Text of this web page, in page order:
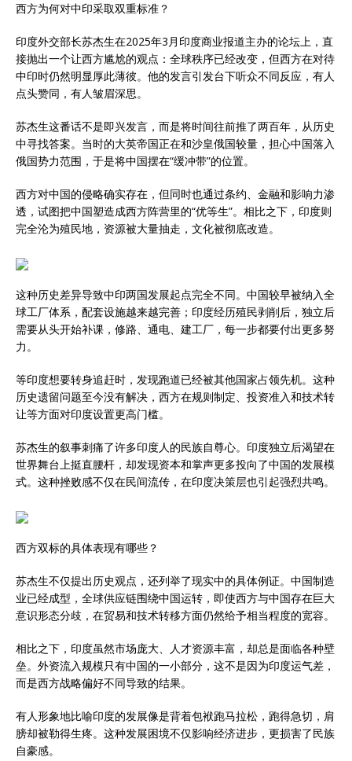
西方为何对中印采取双重标准？
印度外交部长苏杰生在2025年3月印度商业报道主办的论坛上，直
接抛出一个让西方尴尬的观点：全球秩序已经改变，但西方在对待
中印时仍然明显厚此薄彼。他的发言引发台下听众不同反应，有人
点头赞同，有人皱眉深思。
苏杰生这番话不是即兴发言，而是将时间往前推了两百年，从历史
中寻找答案。当时的大英帝国正在和沙皇俄国较量，担心中国落入
俄国势力范围，于是将中国摆在“缓冲带”的位置。
西方对中国的侵略确实存在，但同时也通过条约、金融和影响力渗
透，试图把中国塑造成西方阵营里的“优等生”。相比之下，印度则
完全沦为殖民地，资源被大量抽走，文化被彻底改造。
这种历史差异导致中印两国发展起点完全不同。中国较早被纳入全
球工厂体系，配套设施越来越完善；印度经历殖民剥削后，独立后
需要从头开始补课，修路、通电、建工厂，每一步都要付出更多努
力。
等印度想要转身追赶时，发现跑道已经被其他国家占领先机。这种
历史遗留问题至今没有解决，西方在规则制定、投资准入和技术转
让等方面对印度设置更高门槛。
苏杰生的叙事刺痛了许多印度人的民族自尊心。印度独立后渴望在
世界舞台上挺直腰杆，却发现资本和掌声更多投向了中国的发展模
式。这种挫败感不仅在民间流传，在印度决策层也引起强烈共鸣。
西方双标的具体表现有哪些？
苏杰生不仅提出历史观点，还列举了现实中的具体例证。中国制造
业已经成型，全球供应链围绕中国运转，即使西方与中国存在巨大
意识形态分歧，在贸易和技术转移方面仍然给予相当程度的宽容。
相比之下，印度虽然市场庞大、人才资源丰富，却总是面临各种壁
垒。外资流入规模只有中国的一小部分，这不是因为印度运气差，
而是西方战略偏好不同导致的结果。
有人形象地比喻印度的发展像是背着包袱跑马拉松，跑得急切，肩
膀却被勒得生疼。这种发展困境不仅影响经济进步，更损害了民族
自豪感。